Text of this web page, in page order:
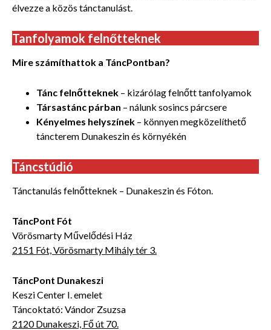
élvezze a közös tánctanulást.
Tanfolyamok felnőtteknek
Mire számíthattok a TáncPontban?
Tánc felnőtteknek – kizárólag felnőtt tanfolyamok
Társastánc párban – nálunk sosincs párcsere
Kényelmes helyszínek – könnyen megközelíthető
táncterem Dunakeszin és környékén
Táncstúdió
Tánctanulás felnőtteknek – Dunakeszin és Fóton.
TáncPont Fót
Vörösmarty Művelődési Ház
2151 Fót, Vörösmarty Mihály tér 3.
TáncPont Dunakeszi
Keszi Center I. emelet
Táncoktató: Vándor Zsuzsa
2120 Dunakeszi, Fő út 70.